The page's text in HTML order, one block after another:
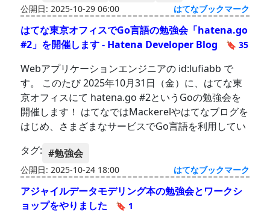
公開日: 2025-10-29 06:00 はてなブックマーク
はてな東京オフィスでGo言語の勉強会「hatena.go
#2」を開催します - Hatena Developer Blog
🔖 35
Webアプリケーションエンジニアの id:lufiabb で
す。 このたび 2025年10月31日（金）に、はてな東
京オフィスにて hatena.go #2というGoの勉強会を
開催します！ はてなではMackerelやはてなブログを
はじめ、さまざまなサービスでGo言語を利用してい
タグ: #勉強会
公開日: 2025-10-24 18:00 はてなブックマーク
アジャイルデータモデリング本の勉強会とワークシ
ョップをやりました
🔖 1